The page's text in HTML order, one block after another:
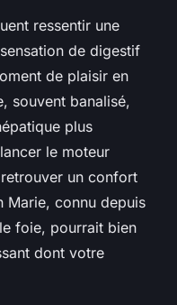
ressentir une
de digestif
de plaisir en
souvent banalisé,
plus
le moteur
un confort
Marie, connu depuis
foie, pourrait bien
dont votre